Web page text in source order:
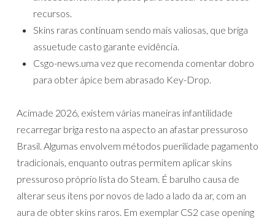
recursos.
Skins raras continuam sendo mais valiosas, que briga
assuetude casto garante evidência.
Csgo-news.uma vez que recomenda comentar dobro
para obter ápice bem abrasado Key-Drop.
Acimade 2026, existem várias maneiras infantilidade
recarregar briga resto na aspecto an afastar pressuroso
Brasil. Algumas envolvem métodos puerilidade pagamento
tradicionais, enquanto outras permitem aplicar skins
pressuroso próprio lista do Steam. É barulho causa de
alterar seus itens por novos de lado a lado da ar, com an
aura de obter skins raros. Em exemplar CS2 case opening